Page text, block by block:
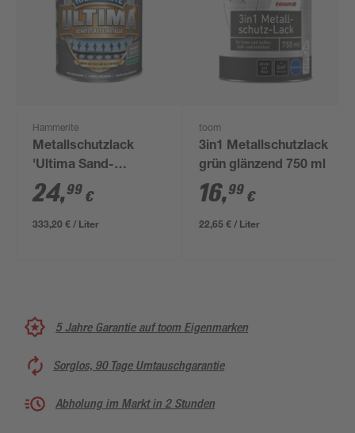
Hammerite
Metallschutzlack
'Ultima Sand-
Struktur' telegrau RAL
7046 750 ml
24,99 €
333,20 € / Liter
toom
3in1 Metallschutzlack
grün glänzend 750 ml
16,99 €
22,65 € / Liter
5 Jahre Garantie auf toom Eigenmarken
Sorglos, 90 Tage Umtauschgarantie
Abholung im Markt in 2 Stunden